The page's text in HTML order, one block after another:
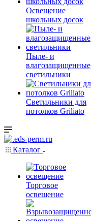
Освещение
школьных досок
Пыле- и
влагозащищенные
светильники
Светильники для
потолков Griliato
Каталог
Торговое
освещение